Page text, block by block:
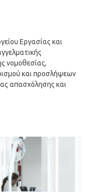
Εργασίας και
νομοθεσίας,
και προσλήψεων
απασχόλησης και